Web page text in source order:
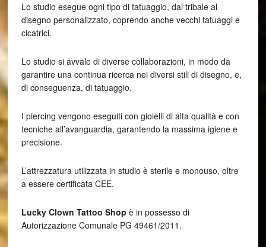
Lo studio esegue ogni tipo di tatuaggio, dal tribale al
disegno personalizzato, coprendo anche vecchi tatuaggi e
cicatrici.
Lo studio si avvale di diverse collaborazioni, in modo da
garantire una continua ricerca nei diversi stili di disegno, e,
di conseguenza, di tatuaggio.
I piercing vengono eseguiti con gioielli di alta qualità e con
tecniche all’avanguardia, garantendo la massima igiene e
precisione.
L’attrezzatura utilizzata in studio è sterile e monouso, oltre
a essere certificata CEE.
Lucky Clown Tattoo Shop è in possesso di
Autorizzazione Comunale PG 49461/2011.